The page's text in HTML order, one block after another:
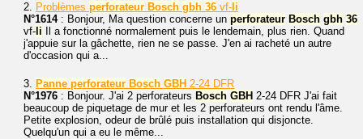
2. Problèmes perforateur Bosch gbh 36 vf- li
N°1614: Bonjour, Ma question concerne un perforateur Bosch gbh 36
vf- li Il a fonctionné normalement puis le lendemain, plus rien. Quand
j'appuie sur la gâchette, rien ne se passe. J'en ai racheté un autre
d'occasion qui a...
3. Panne perforateur Bosch GBH 2-24 DFR
N°1976 : Bonjour. J'ai 2 perforateurs Bosch GBH 2-24 DFR J'ai fait
beaucoup de piquetage de mur et les 2 perforateurs ont rendu l'âme.
Petite explosion, odeur de brûlé puis installation qui disjoncte.
Quelqu'un qui a eu le même...